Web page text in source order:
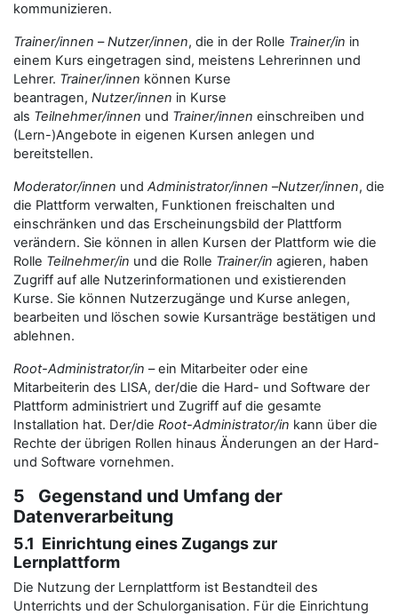
kommunizieren.
Trainer/innen –Nutzer/innen, die in der Rolle Trainer/in in
einem Kurs eingetragen sind, meistens Lehrerinnen und
Lehrer. Trainer/innen können Kurse
beantragen, Nutzer/innen in Kurse
als Teilnehmer/innen und Trainer/innen einschreiben und
(Lern-)Angebote in eigenen Kursen anlegen und
bereitstellen.
Moderator/innen und Administrator/innen –Nutzer/innen, die
die Plattform verwalten, Funktionen freischalten und
einschränken und das Erscheinungsbild der Plattform
verändern. Sie können in allen Kursen der Plattform wie die
Rolle Teilnehmer/in und die Rolle Trainer/in agieren, haben
Zugriff auf alle Nutzerinformationen und existierenden
Kurse. Sie können Nutzerzugänge und Kurse anlegen,
bearbeiten und löschen sowie Kursanträge bestätigen und
ablehnen.
Root-Administrator/in – ein Mitarbeiter oder eine
Mitarbeiterin des LISA, der/die die Hard- und Software der
Plattform administriert und Zugriff auf die gesamte
Installation hat. Der/die Root-Administrator/in kann über die
Rechte der übrigen Rollen hinaus Änderungen an der Hard-
und Software vornehmen.
5 Gegenstand und Umfang der
Datenverarbeitung
5.1 Einrichtung eines Zugangs zur
Lernplattform
Die Nutzung der Lernplattform ist Bestandteil des
Unterrichts und der Schulorganisation. Für die Einrichtung